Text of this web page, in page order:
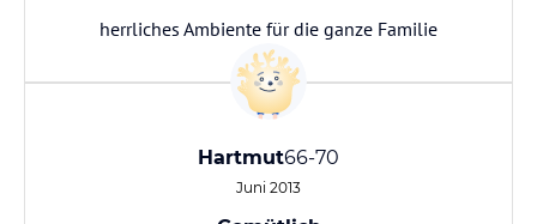
herrliches Ambiente für die ganze Familie
Hartmut66-70
Juni 2013